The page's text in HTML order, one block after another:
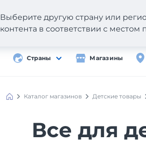
Страны Магазины
Выберите другую страну или
контента в соответствии с местом
Каталог магазинов Детские товары
Все для